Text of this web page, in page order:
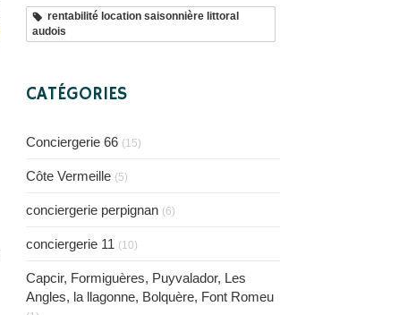
rentabilité location saisonnière littoral
audois
CATÉGORIES
Conciergerie 66 (15)
Côte Vermeille (5)
conciergerie perpignan (6)
conciergerie 11 (10)
Capcir, Formiguères, Puyvalador, Les
Angles, la llagonne, Bolquère, Font Romeu